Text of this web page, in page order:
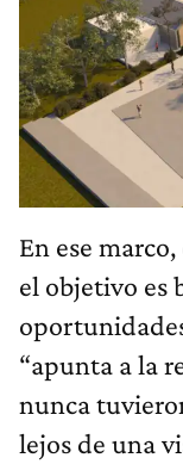
En ese
el objetivo es
“apunta a la
nunca
lejos de una